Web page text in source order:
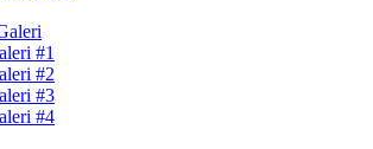
#1
#2
#3
#4